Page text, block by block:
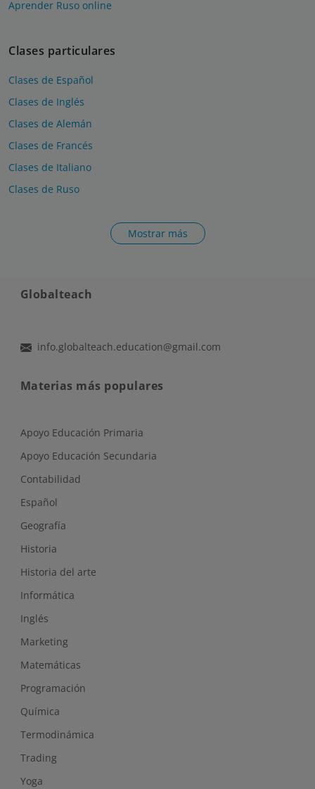
Aprender Ruso online
Clases particulares
Clases de Español
Clases de Inglés
Clases de Alemán
Clases de Francés
Clases de Italiano
Clases de Ruso
Mostrar más
Globalteach
info.globalteach.education@gmail.com
Materias más populares
Apoyo Educación Primaria
Apoyo Educación Secundaria
Contabilidad
Español
Geografía
Historia
Historia del arte
Informática
Inglés
Marketing
Matemáticas
Programación
Química
Termodinámica
Trading
Yoga